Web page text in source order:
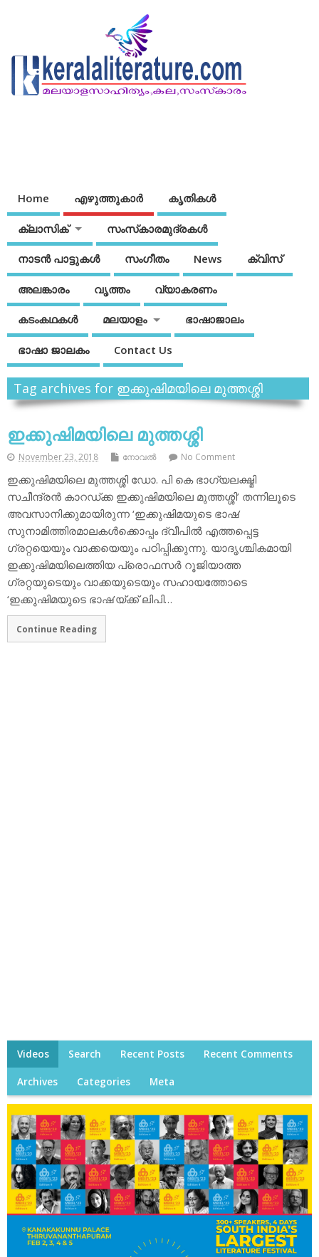
Home എഴുത്തുകാര്‍ കൃതികൾ
ക്ലാസിക് സംസ്‌കാരമുദ്രകള്‍
നാടന്‍ പാട്ടുകള്‍ സംഗീതം News ക്വിസ്
അലങ്കാരം വൃത്തം വ്യാകരണം
കടംകഥകള്‍ മലയാളം ഭാഷാജാലം
ഭാഷാ ജാലകം Contact Us
Tag archives for ഇക്കുഷിമയിലെ മുത്തശ്ശി
ഇക്കുഷിമയിലെ മുത്തശ്ശി
November 23, 2018 നോവല്‍ No Comment
ഇക്കുഷിമയിലെ മുത്തശ്ശി ഡോ. പി കെ ഭാഗ്യലക്ഷ്മി
സചീന്ദ്രന്‍ കാറഡ്ക്ക ഇക്കുഷിമയിലെ മുത്തശ്ശി’ തന്നിലൂടെ
അവസാനിക്കുമായിരുന്ന ‘ഇക്കുഷിമയുടെ ഭാഷ’
സുനാമിത്തിരമാലകള്‍ക്കൊപ്പം ദ്വീപില്‍ എത്തപ്പെട്ട
ഗ്രറ്റയെയും വാക്കയെയും പഠിപ്പിക്കുന്നു. യാദൃശ്ചികമായി
ഇക്കുഷിമയിലെത്തിയ പ്രൊഫസര്‍ റൂജിയാത്ത
ഗ്രറ്റയുടെയും വാക്കയുടെയും സഹായത്തോടെ
‘ഇക്കുഷിമയുടെ ഭാഷ’യ്ക്ക് ലിപി…
Continue Reading
Videos Search Recent Posts Recent Comments
Archives Categories Meta